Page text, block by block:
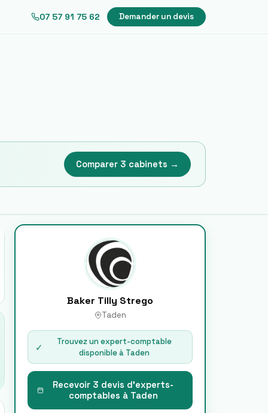
07 57 91 75 62 Demander un devis
Comparer 3 cabinets →
Baker Tilly Strego
Taden
✓
Trouvez un expert-comptable
disponible à Taden
Recevoir 3 devis d'experts-
comptables à Taden